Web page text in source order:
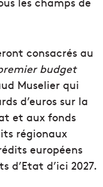
consacrés au
budget
Muselier qui
d’euros sur la
et auxfonds
régionaux
européens
d’Etat d’ici 2027.